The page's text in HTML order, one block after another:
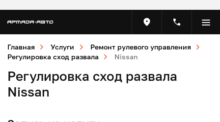
Главная Услуги
Ремонт рулевого управления
Регулировка сход развала
Nissan
Регулировка сход развала
Nissan